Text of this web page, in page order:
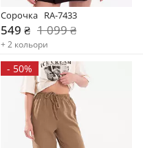
Сорочка   RA-7433
549 ₴ 1 099 ₴
+ 2 кольори
- 50%